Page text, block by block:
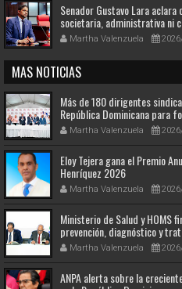
Senador Gustavo Lara
societaria, administrativa ni
Martha Valenzuela
MAS NOTICIAS
Más de 180 dirigentes
República Dominicana para
decente
Martha Valenzuela
Eloy Tejera gana el Premio
Henríquez 2026
Martha Valenzuela
Ministerio de Salud y HOMS
prevención, diagnóstico y
Martha Valenzuela
ANPA alerta sobre la